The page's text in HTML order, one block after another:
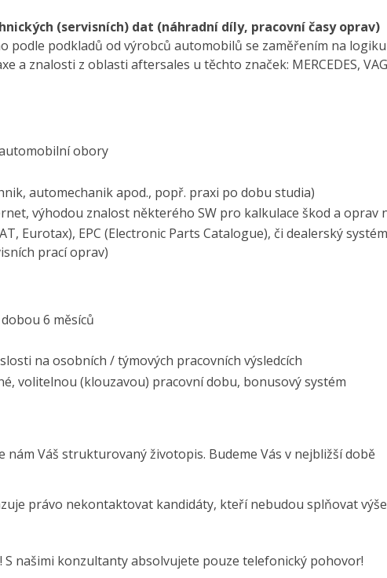
(servisních) dat (náhradní díly, pracovní časy oprav)
podle podkladů od výrobců automobilů se zaměřením na
a znalosti z oblasti aftersales u těchto značek: MERCEDES, VAG
obory
automechanik apod., popř. praxi po dobu studia)
výhodou znalost některého SW pro kalkulace škod a oprav
Eurotax), EPC (Electronic Parts Catalogue), či dealerský
prací oprav)
6 měsíců
na osobních / týmových pracovních výsledcích
volitelnou (klouzavou) pracovní dobu, bonusový systém
nám Váš strukturovaný životopis. Budeme Vás v nejbližší době
právo nekontaktovat kandidáty, kteří nebudou splňovat výše
našimi konzultanty absolvujete pouze telefonický pohovor!